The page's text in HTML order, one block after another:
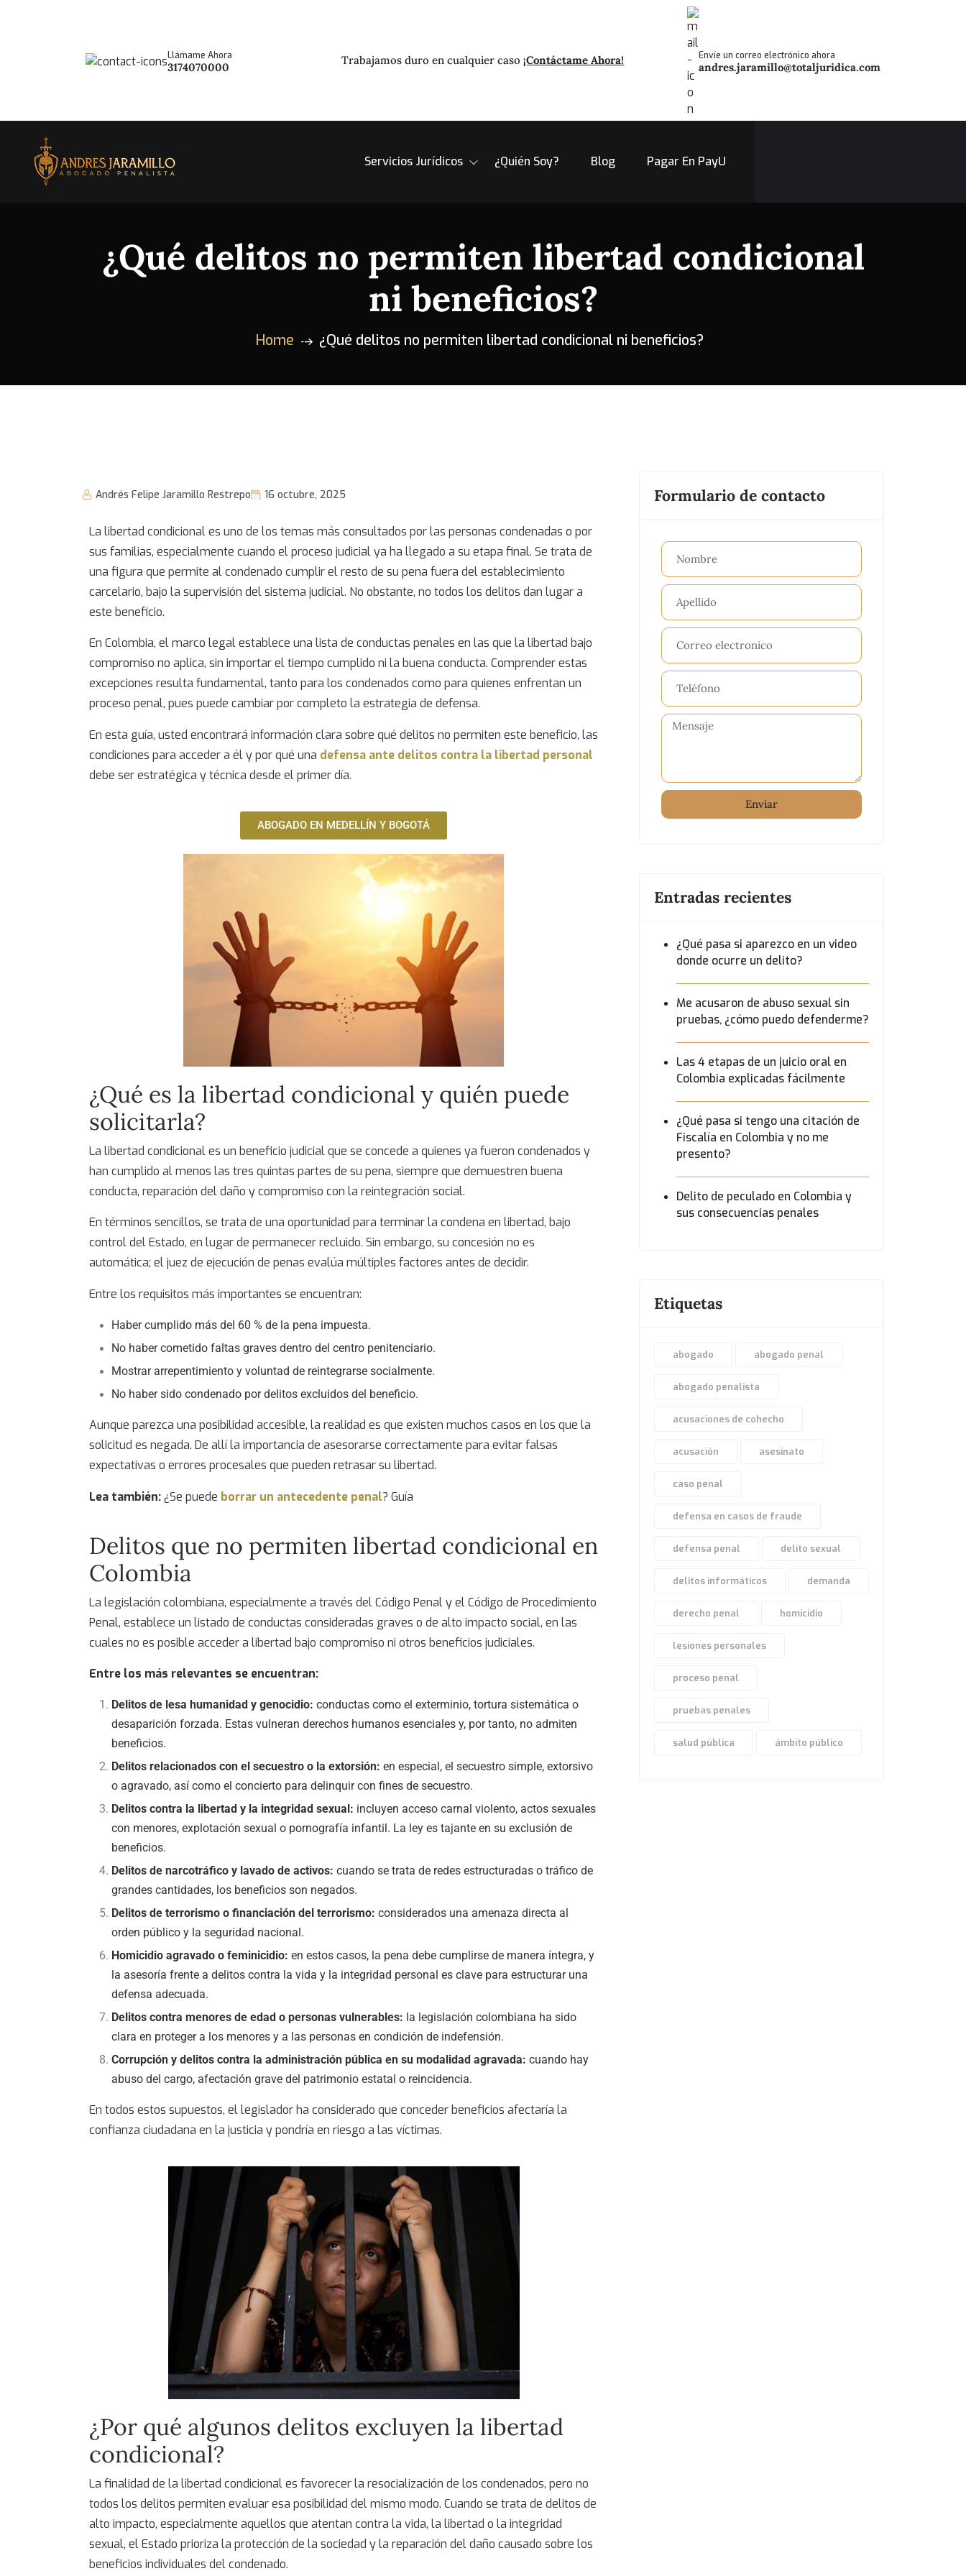
Llámame Ahora
3174070000
Trabajamos duro en cualquier caso¡Contáctame Ahora! Envíe un correo electrónico ahora
andres.jaramillo@totaljuridica.com
Servicios Jurídicos ¿Quién Soy? Blog Pagar En PayU
¿Qué delitos no permiten libertad condicional
ni beneficios?
Home ¿Qué delitos no permiten libertad condicional ni beneficios?
Andrés Felipe Jaramillo Restrepo 16 octubre, 2025
La libertad condicionales uno de los temas más consultados por las personas condenadas o por
sus familias, especialmente cuando el proceso judicial ya ha llegado a su etapa final. Se trata de
una figura que permite al condenado cumplir el resto de su pena fuera del establecimiento
carcelario, bajo la supervisión del sistema judicial. No obstante, no todos los delitos dan lugar a
este beneficio.
En Colombia, el marco legal establece una lista de conductas penales en las que la libertad bajo
compromiso no aplica, sin importar el tiempo cumplido ni la buena conducta. Comprender estas
excepciones resulta fundamental, tanto para los condenados como para quienes enfrentan un
proceso penal, pues puede cambiar por completo la estrategia de defensa.
En esta guía, usted encontrará información clara sobre qué delitos no permiten este beneficio, las
condiciones para acceder a él y por qué una defensa ante delitos contra la libertad personal
debe ser estratégica y técnica desde el primer día.
ABOGADO EN MEDELLÍN Y BOGOTÁ
¿Qué es la libertad condicional y quién puede
solicitarla?
La libertad condicionales un beneficio judicial que se concede a quienes ya fueron condenados y
han cumplido al menos las tres quintas partes de su pena, siempre que demuestren buena
conducta, reparación del daño y compromiso con la reintegración social.
En términos sencillos, se trata de una oportunidad para terminar la condena en libertad, bajo
control del Estado, en lugar de permanecer recluido. Sin embargo, su concesión no es
automática; el juez de ejecución de penas evalúa múltiples factores antes de decidir.
Entre los requisitos más importantes se encuentran:
Haber cumplido más del 60 % de la pena impuesta.
No haber cometido faltas graves dentro del centro penitenciario.
Mostrar arrepentimiento y voluntad de reintegrarse socialmente.
No haber sido condenado por delitos excluidos del beneficio.
Aunque parezca una posibilidad accesible, la realidad es que existen muchos casos en los que la
solicitud es negada. De allí la importancia de asesorarse correctamente para evitar falsas
expectativas o errores procesales que pueden retrasar su libertad.
Lea también:¿Se puede borrar un antecedente penal? Guía
Delitos que no permitenlibertad condicional en
Colombia
La legislación colombiana, especialmente a través del Código Penal y el Código de Procedimiento
Penal, establece un listado de conductas consideradas graves o de alto impacto social, en las
cuales no es posible acceder a libertad bajo compromiso ni otros beneficios judiciales.
Entre los más relevantes se encuentran:
Delitos de lesa humanidad y genocidio: conductas como el exterminio, tortura sistemática o
desaparición forzada. Estas vulneran derechos humanos esenciales y, por tanto, no admiten
beneficios.
Delitos relacionados con el secuestro o la extorsión: en especial, el secuestro simple, extorsivo
o agravado, así como el concierto para delinquir con fines de secuestro.
Delitos contra la libertad y la integridad sexual: incluyen acceso carnal violento, actos sexuales
con menores, explotación sexual o pornografía infantil. La ley es tajante en su exclusión de
beneficios.
Delitos de narcotráfico y lavado de activos: cuando se trata de redes estructuradas o tráfico de
grandes cantidades, los beneficios son negados.
Delitos de terrorismo o financiación del terrorismo: considerados una amenaza directa al
orden público y la seguridad nacional.
Homicidio agravado o feminicidio: en estos casos, la pena debe cumplirse de manera íntegra, y
la asesoría frente a delitos contra la vida y la integridad personal es clave para estructurar una
defensa adecuada.
Delitos contra menores de edad o personas vulnerables: la legislación colombiana ha sido
clara en proteger a los menores y a las personas en condición de indefensión.
Corrupción y delitos contra la administración pública en su modalidad agravada: cuando hay
abuso del cargo, afectación grave del patrimonio estatal o reincidencia.
En todos estos supuestos, el legislador ha considerado que conceder beneficios afectaría la
confianza ciudadana en la justicia y pondría en riesgo a las víctimas.
¿Por qué algunos delitos excluyen la libertad
condicional?
La finalidad de la libertad condicionales favorecer la resocialización de los condenados, pero no
todos los delitos permiten evaluar esa posibilidad del mismo modo. Cuando se trata de delitos de
alto impacto, especialmente aquellos que atentan contra la vida, la libertad o la integridad
sexual, el Estado prioriza la protección de la sociedad y la reparación del daño causado sobre los
beneficios individuales del condenado.
Formulario de contacto
Enviar
Entradas recientes
¿Qué pasa si aparezco en un video
donde ocurre un delito?
Me acusaron de abuso sexual sin
pruebas, ¿cómo puedo defenderme?
Las 4 etapas de un juicio oral en
Colombia explicadas fácilmente
¿Qué pasa si tengo una citación de
Fiscalía en Colombia y no me
presento?
Delito de peculado en Colombia y
sus consecuencias penales
Etiquetas
abogado abogado penal
abogado penalista
acusaciones de cohecho
acusación asesinato
caso penal
defensa en casos de fraude
defensa penal delito sexual
delitos informáticos demanda
derecho penal homicidio
lesiones personales
proceso penal
pruebas penales
salud pública ámbito público